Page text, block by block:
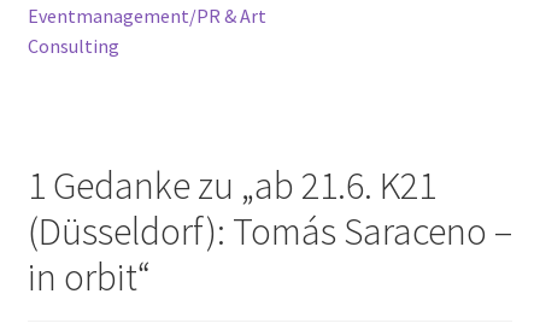
Eventmanagement/PR & Art
Consulting
1 Gedanke zu „ab 21.6. K21
(Düsseldorf): Tomás Saraceno –
in orbit“